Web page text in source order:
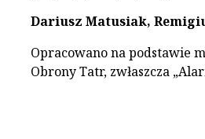
Dariusz Matusiak,
Opracowano na podstawie
Obrony Tatr, zwłaszcza